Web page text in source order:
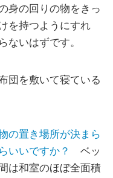
身の回りの物をきっ
を持つようにすれ
ないはずです。
団を敷いて寝ている
の置き場所が決まら
いいですか？
ベッ
は和室のほぼ全面積